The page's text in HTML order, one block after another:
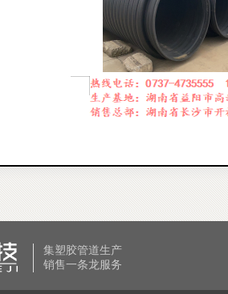
集塑胶管道生产
销售一条龙服务